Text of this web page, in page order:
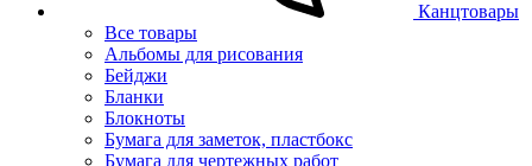
Канцтовары
Все товары
Альбомы для рисования
Бейджи
Бланки
Блокноты
Бумага для заметок, пластбокс
Бумага для чертежных работ